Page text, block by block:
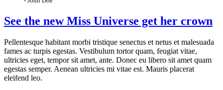
See the new Miss Universe get her crown
Pellentesque habitant morbi tristique senectus et netus et malesuada
fames ac turpis egestas. Vestibulum tortor quam, feugiat vitae,
ultricies eget, tempor sit amet, ante. Donec eu libero sit amet quam
egestas semper. Aenean ultricies mi vitae est. Mauris placerat
eleifend leo.